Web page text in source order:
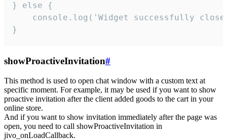
} else {
console.log('Widget successfully
}
showProactiveInvitation#
This method is used to open chat window with a custom text at
specific moment. For example, it may be used if you want to show
proactive invitation after the client added goods to the cart in your
online store.
And if you want to show invitation immediately after the page was
open, you need to call showProactiveInvitation in
jivo_onLoadCallback.